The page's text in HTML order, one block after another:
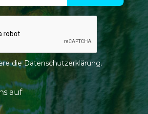
dieDatenschutzerklärung.
auf